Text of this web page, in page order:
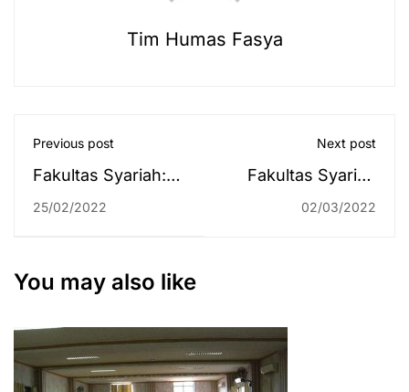
Tim Humas Fasya
Previous post
Fakultas Syariah:
"Selamat dan
Antasari"
25/02/2022
Next post
Fakultas Syariah
Rintis Kerjasama
02/03/2022
You may also like